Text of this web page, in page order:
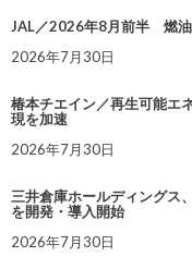
JAL／2026年8月前半 燃油
2026年7月30日
椿本チエイン／再生可能エ
現を加速
2026年7月30日
三井倉庫ホールディングス
を開発・導入開始
2026年7月30日